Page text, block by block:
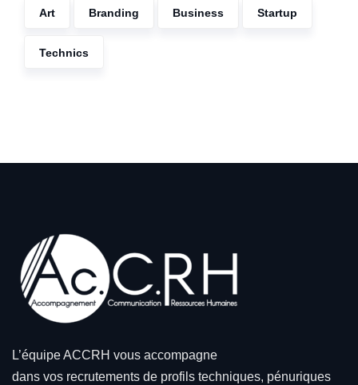
Art Branding Business Startup
Technics
L’équipe ACCRH vous accompagne
dans vos recrutements de profils techniques, pénuriques